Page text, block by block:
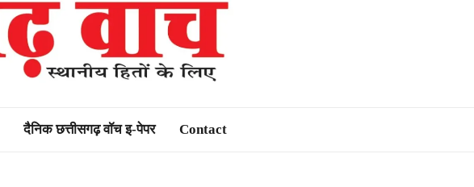
दैनिक छत्तीसगढ़ वॉच इ-पेपर Contact